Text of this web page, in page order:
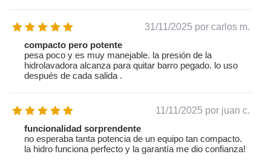
31/11/2025 por carlos m.
compacto pero potente
pesa poco y es muy manejable. la presión de la
hidrolavadora alcanza para quitar barro pegado. lo uso
después de cada salida .
11/11/2025 por juan c.
funcionalidad sorprendente
no esperaba tanta potencia de un equipo tan compacto.
la hidro funciona perfecto y la garantía me dio confianza!